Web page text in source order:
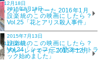
12月18日
ブルーレイでーた 2016年1月
11月20日
ブルーレイでーた 2015年12月
2015年8月19日
設楽統のこの映画にしたら？
Vol.25「花とアリス殺人事件」
2015年7月13日
設楽統のこの映画にしたら？
Vol.24「シェフ 三ツ星フードトラ
ック始めました」